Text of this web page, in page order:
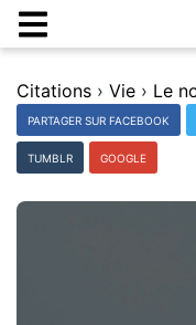
Citations › Vie ›
PARTAGER SUR FACEBOOK
TUMBLR GOOGLE